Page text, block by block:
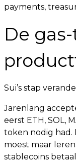
payments,
De
Sui’s stap
Jarenlang
eerst ETH, SOL,
token nodig had.
moest maar
stablecoins